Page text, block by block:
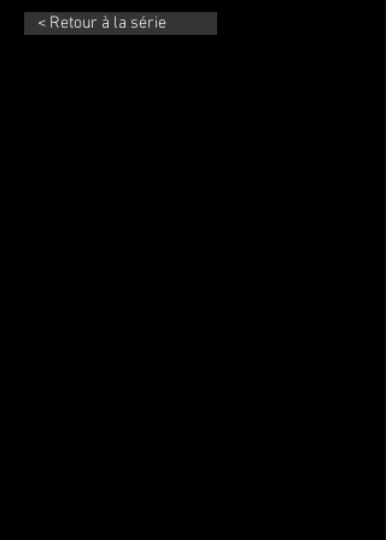
< Retour à la série